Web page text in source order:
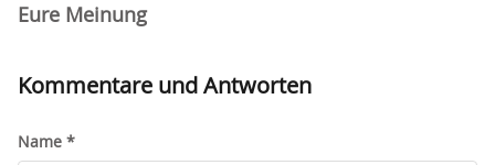
Eure Meinung
Kommentare und Antworten
Name *